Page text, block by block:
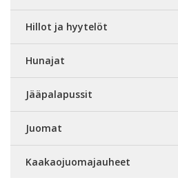
Hillot ja hyytelöt
Hunajat
Jääpalapussit
Juomat
Kaakaojuomajauheet